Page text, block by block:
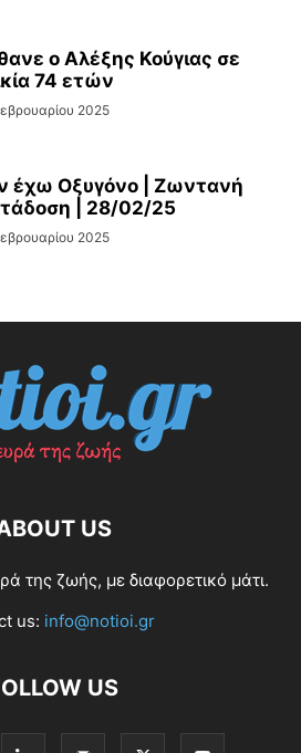
ο Αλέξης Κούγιας σε
74 ετών
2025
έχω Οξυγόνο | Ζωντανή
| 28/02/25
2025
US
της ζωής, με διαφορετικό μάτι.
us: info@notioi.gr
US